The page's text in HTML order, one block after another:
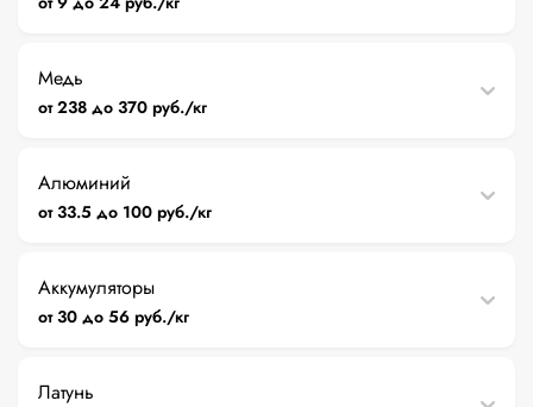
Медь
от 238 до 370 руб./кг
Алюминий
от 33.5 до 100 руб./кг
Аккумуляторы
от 30 до 56 руб./кг
Латунь